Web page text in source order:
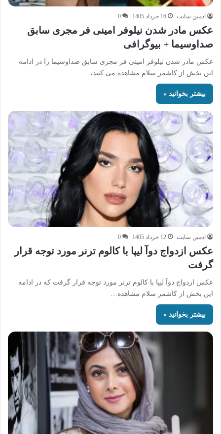
ادمین سایت 16 خرداد 1405 0
عکس مادر شدن نیلوفر امینی‌ فر مجری سابق
صداوسیما + بیوگرافی
عکس مادر شدن نیلوفر امینی‌ فر مجری سابق صداوسیما را در ادامه
این بخش از کاشمر سلام مشاهده می کنید،…
بیشتر بخوانید »
ادمین سایت 12 خرداد 1405 0
عکس ازدواج دوآ لیپا با کالوم ترنر مورد توجه قرار
گرفت
عکس ازدواج دوآ لیپا با کالوم ترنر مورد توجه قرار گرفت که در ادامه
این بخش از کاشمر سلام مشاهده…
بیشتر بخوانید »